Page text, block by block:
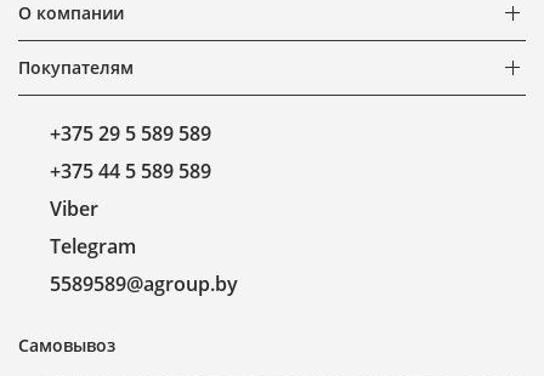
О компании
Покупателям
+375 29 5 589 589
+375 44 5 589 589
Viber
Telegram
5589589@agroup.by
Самовывоз